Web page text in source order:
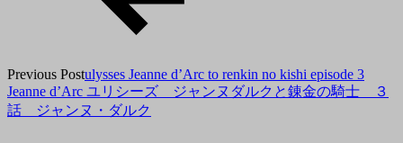
Previous Postulysses Jeanne d’Arc to renkin no kishi episode 3
Jeanne d’Arc ユリシーズ ジャンヌダルクと錬金の騎士 ３
話 ジャンヌ・ダルク